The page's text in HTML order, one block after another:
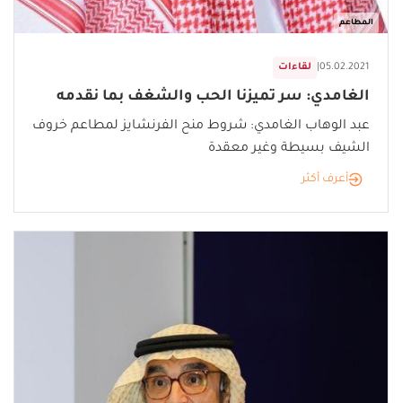
المطاعم
لقاءات 05.02.2021
الغامدي: سر تميزنا الحب والشغف بما نقدمه
عبد الوهاب الغامدي: شروط منح الفرنشايز لمطاعم خروف
الشيف بسيطة وغير معقدة
أعرف أكثر